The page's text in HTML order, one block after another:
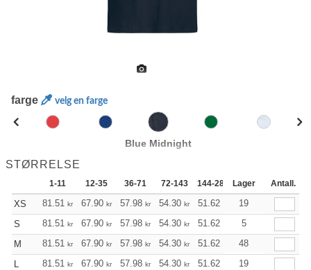
farge velg en farge
Blue Midnight
STØRRELSE
1-11 12-35 36-71 72-143 144-287 288 + Mer
Lager Antall.
XS 81.51 kr 67.90 kr 57.98 kr 54.30 kr 51.62 51.18
19
S
81.51 kr 67.90 kr 57.98 kr 54.30 kr 51.62 51.18
5
M
81.51 kr 67.90 kr 57.98 kr 54.30 kr 51.62 51.18
48
L
81.51 kr 67.90 kr 57.98 kr 54.30 kr 51.62 51.18
19